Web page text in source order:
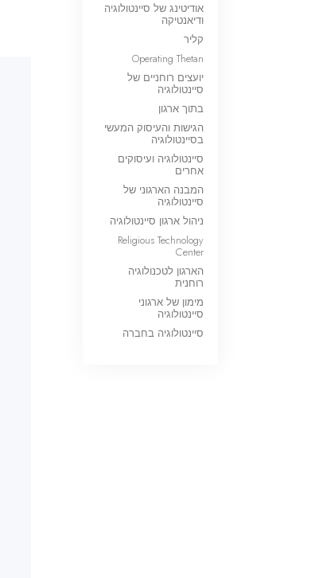
אודיטינג של סיינטולוגיה
ודיאנטיקה
קליר
Operating Thetan
יועצים רוחניים של
סיינטולוגיה
בתוך ארגון
הגישות והעיסוק המעשי
בסיינטולוגיה
סיינטולוגיה ועיסוקים
אחרים
המבנה הארגוני של
סיינטולוגיה
ניהול ארגון סיינטולוגיה
Religious Technology
Center
הארגון לטכנולוגיה
רוחנית
מימון של ארגוני
סיינטולוגיה
סיינטולוגיה בחברה